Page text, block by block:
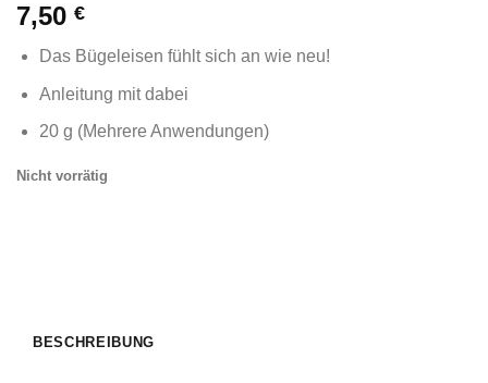
7,50 €
Das Bügeleisen fühlt sich an wie neu!
Anleitung mit dabei
20 g (Mehrere Anwendungen)
Nicht vorrätig
BESCHREIBUNG